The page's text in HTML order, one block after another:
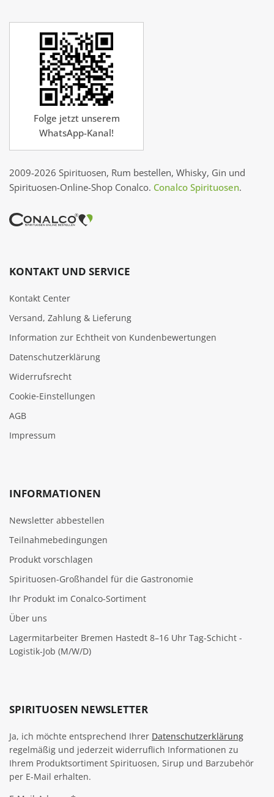
Folge jetzt unserem
WhatsApp-Kanal!
2009-2026 Spirituosen, Rum bestellen, Whisky, Gin und
Spirituosen-Online-Shop Conalco. Conalco Spirituosen.
KONTAKT UND SERVICE
Kontakt Center
Versand, Zahlung & Lieferung
Information zur Echtheit von Kundenbewertungen
Datenschutzerklärung
Widerrufsrecht
Cookie‑Einstellungen
AGB
Impressum
INFORMATIONEN
Newsletter abbestellen
Teilnahmebedingungen
Produkt vorschlagen
Spirituosen-Großhandel für die Gastronomie
Ihr Produkt im Conalco-Sortiment
Über uns
Lagermitarbeiter Bremen Hastedt 8–16 Uhr Tag-Schicht -
Logistik-Job (M/W/D)
SPIRITUOSEN NEWSLETTER
Ja, ich möchte entsprechend Ihrer Datenschutzerklärung
regelmäßig und jederzeit widerruflich Informationen zu
Ihrem Produktsortiment Spirituosen, Sirup und Barzubehör
per E-Mail erhalten.